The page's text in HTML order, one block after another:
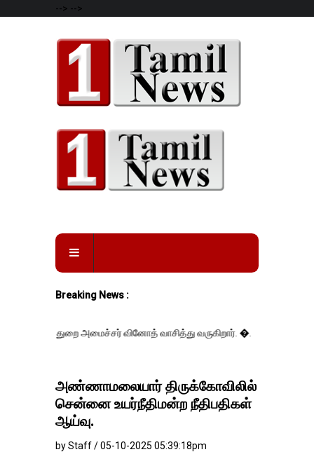
--> -->
Breaking News :
அமைச்சர் வினோத் வாசித்து வருகிறார். �.
அண்ணாமலையார் திருக்கோவிலில்
சென்னை உயர்நீதிமன்ற நீதிபதிகள்
ஆய்வு.
by Staff / 05-10-2025 05:39:18pm